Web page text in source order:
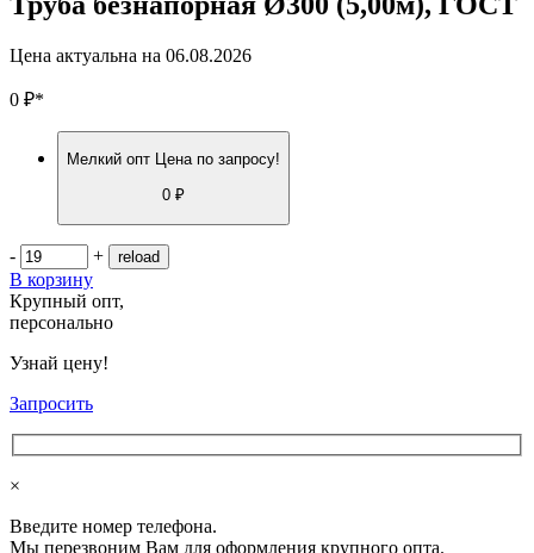
Цена актуальна на 06.08.2026
0 ₽*
Мелкий опт Цена по запросу!
0 ₽
-
+
В корзину
Крупный опт,
персонально
Узнай цену!
Запросить
×
Введите номер телефона.
Мы перезвоним Вам для оформления крупного опта.